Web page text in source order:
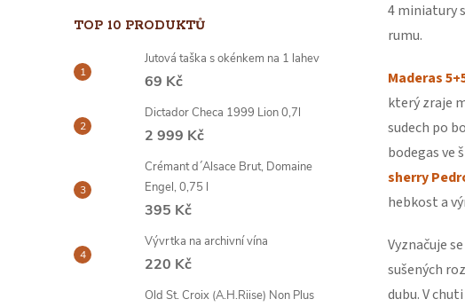
TOP 10 PRODUKTŮ
Jutová taška s okénkem na 1 lahev
69 Kč
Dictador Checa 1999 Lion 0,7l
2 999 Kč
Crémant d´Alsace Brut, Domaine
Engel, 0,75 l
395 Kč
Vývrtka na archivní vína
220 Kč
Old St. Croix (A.H.Riise) Non Plus
4 miniatury
rumu.
Maderas
který zraje
sudech po
bodegas ve
sherry
hebkost a
Vyznačuje
sušených
dubu. V